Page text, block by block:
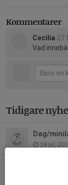
Kommentarer
Cecilia 27
Vad
Tidigare
Dag/
28 jul,